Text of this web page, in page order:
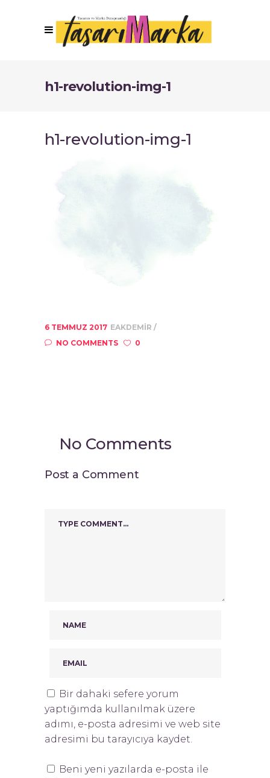
h1-revolution-img-1
h1-revolution-img-1
6 TEMMUZ 2017 EAKDEMIR
NO COMMENTS
0
No Comments
Post a Comment
Bir dahaki sefere yorum
yaptığımda kullanılmak üzere
adımı, e-posta adresimi ve web site
adresimi bu tarayıcıya kaydet.
Beni yeni yazılarda e-posta ile